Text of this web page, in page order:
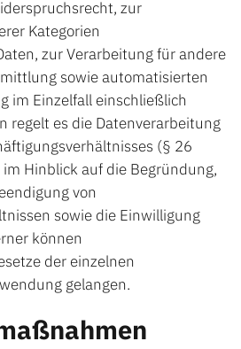
zur
Kategorien
zur Verarbeitung für andere
sowie automatisierten
im Einzelfall einschließlich
regelt es die Datenverarbeitung
(§ 26
im Hinblick auf die Begründung,
von
sowie die Einwilligung
können
der einzelnen
gelangen.